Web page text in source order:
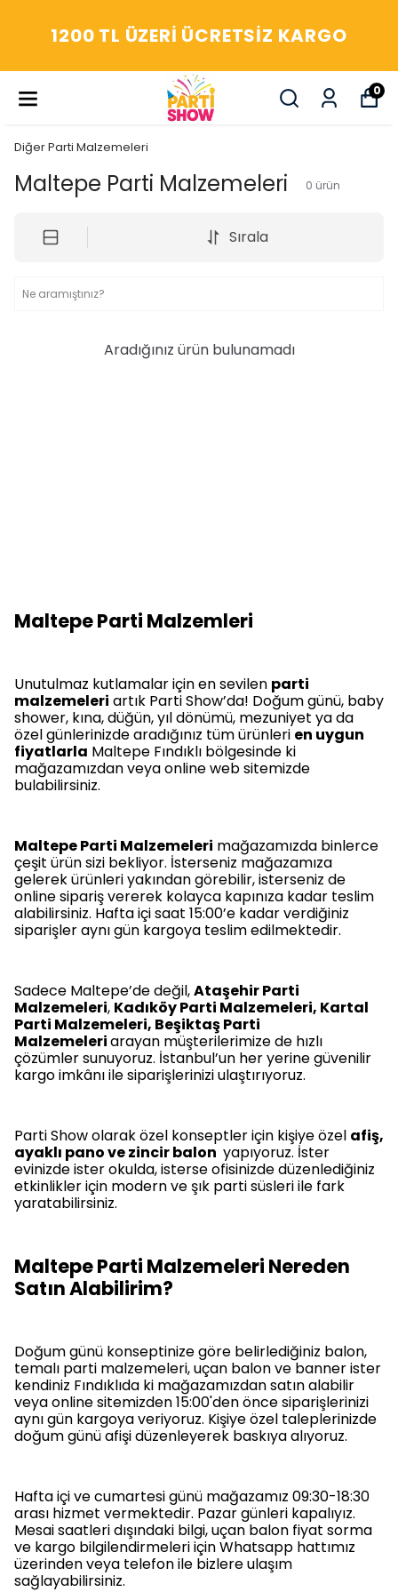
1200 TL ÜZERI ÜCRETSIZ KARGO
0
Diğer Parti Malzemeleri
Maltepe Parti Malzemeleri 0 ürün
Sırala
Aradığınız ürün bulunamadı
Maltepe Parti Malzemleri
Unutulmaz kutlamalar için en sevilen parti
malzemeleri artık Parti Show’da! Doğum günü, baby
shower, kına, düğün, yıl dönümü, mezuniyet ya da
özel günlerinizde aradığınız tüm ürünleri en uygun
fiyatlarla Maltepe Fındıklı bölgesinde ki
mağazamızdan veya online web sitemizde
bulabilirsiniz.
Maltepe Parti Malzemeleri mağazamızda binlerce
çeşit ürün sizi bekliyor. İsterseniz mağazamıza
gelerek ürünleri yakından görebilir, isterseniz de
online sipariş vererek kolayca kapınıza kadar teslim
alabilirsiniz. Hafta içi saat 15:00’e kadar verdiğiniz
siparişler aynı gün kargoya teslim edilmektedir.
Sadece Maltepe’de değil,Ataşehir Parti
Malzemeleri, Kadıköy Parti Malzemeleri, Kartal
Parti Malzemeleri, Beşiktaş Parti
Malzemeleriarayan müşterilerimize de hızlı
çözümler sunuyoruz. İstanbul’un her yerine güvenilir
kargo imkânı ile siparişlerinizi ulaştırıyoruz.
Parti Show olarak özel konseptler için kişiye özel afiş,
ayaklı pano ve zincir balon yapıyoruz. İster
evinizde ister okulda, isterse ofisinizde düzenlediğiniz
etkinlikler için modern ve şık parti süsleri ile fark
yaratabilirsiniz.
Maltepe Parti Malzemeleri Nereden
Satın Alabilirim?
Doğum günü konseptinize göre belirlediğiniz balon,
temalı parti malzemeleri, uçan balon ve banner ister
kendiniz Fındıklıda ki mağazamızdan satın alabilir
veya online sitemizden 15:00'den önce siparişlerinizi
aynı gün kargoya veriyoruz. Kişiye özel taleplerinizde
doğum günü afişi düzenleyerek baskıya alıyoruz.
Hafta içi ve cumartesi günü mağazamız 09:30-18:30
arası hizmet vermektedir. Pazar günleri kapalıyız.
Mesai saatleri dışındaki bilgi, uçan balon fiyat sorma
ve kargo bilgilendirmeleri için Whatsapp hattımız
üzerinden veya telefon ile bizlere ulaşım
sağlayabilirsiniz.